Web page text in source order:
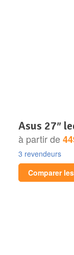
asus 27″
à partir de
3 revendeurs
Comparer